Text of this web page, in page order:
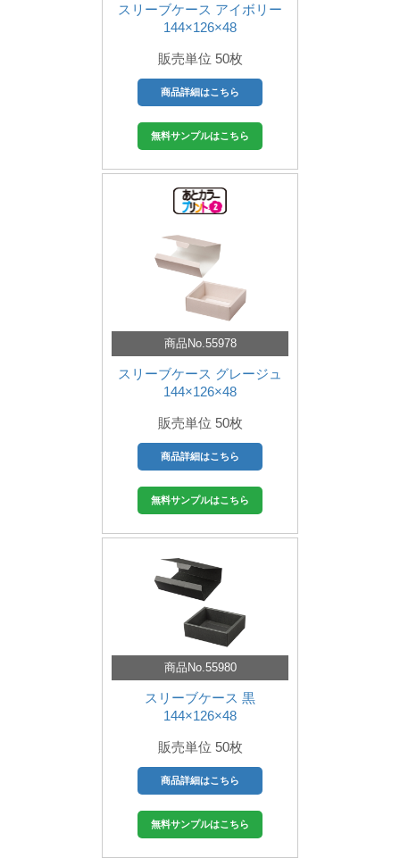
スリーブケース アイボリー
144×126×48
販売単位 50枚
商品詳細はこちら
無料サンプルはこちら
商品No.55978
スリーブケース グレージュ
144×126×48
販売単位 50枚
商品詳細はこちら
無料サンプルはこちら
商品No.55980
スリーブケース 黒
144×126×48
販売単位 50枚
商品詳細はこちら
無料サンプルはこちら